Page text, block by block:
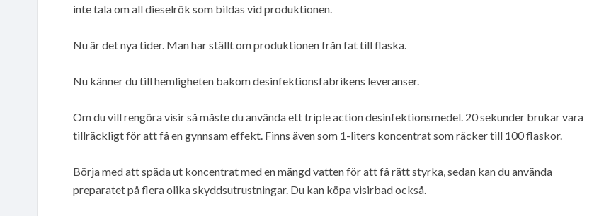
inte tala om all dieselrök som bildas vid produktionen.
Nu är det nya tider. Man har ställt om produktionen från fat till flaska.
Nu känner du till hemligheten bakom desinfektionsfabrikens leveranser.
Om du vill rengöra visir så måste du använda ett triple action desinfektionsmedel. 20 sekunder brukar vara
tillräckligt för att få en gynnsam effekt. Finns även som 1-liters koncentrat som räcker till 100 flaskor.
Börja med att späda ut koncentrat med en mängd vatten för att få rätt styrka, sedan kan du använda
preparatet på flera olika skyddsutrustningar. Du kan köpa visirbad också.